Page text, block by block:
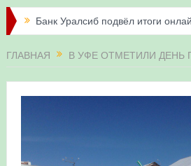
Банк Уралсиб подвёл итоги
Три птенца сапсанов Уралсиба
ГЛАВНАЯ В УФЕ ОТМЕТИЛИ ДЕНЬ